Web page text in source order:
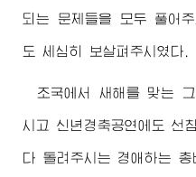
되는 문제들을 모두 풀어
도 세심히 보살펴주시였다.
조국에서 새해를 맞는
시고 신년경축공연에도 선
다 돌려주시는 경애하는 총